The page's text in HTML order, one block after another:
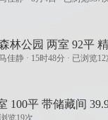
林公园 两室 92平
佳静 · 15时48分 · 已浏览12
100平 带储藏间
览19次